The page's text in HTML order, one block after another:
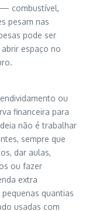
— combustível,
pesam nas
pode ser
espaço no
ou
financeira para
não é trabalhar
sempre que
dar aulas,
ou fazer
extra
quantias
usadas com